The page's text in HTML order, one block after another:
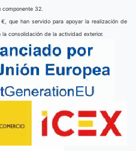
32.
que han servido para apoyar la realización de
consolidación de la actividad exterior.